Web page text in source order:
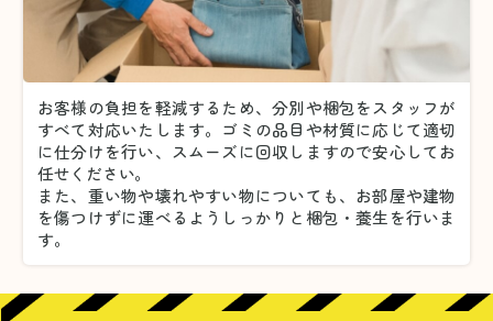
お客様の負担を軽減するため、分別や梱包をスタッフが
すべて対応いたします。 ゴミの品目や材質に応じて適切
に仕分けを行い、スムーズに回収しますので安心してお
任せください。
また、重い物や壊れやすい物についても、お部屋や建物
を傷つけずに運べるようしっかりと梱包・養生を行いま
す。